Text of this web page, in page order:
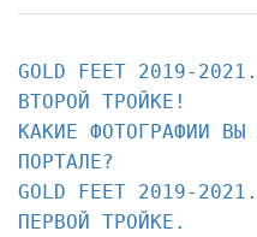
GOLD FEET 2019-
КАКИЕ ФОТОГРАФИИ
ПОРТАЛЕ?
GOLD FEET 2019-
ПЕРВОЙ ТРОЙКЕ.